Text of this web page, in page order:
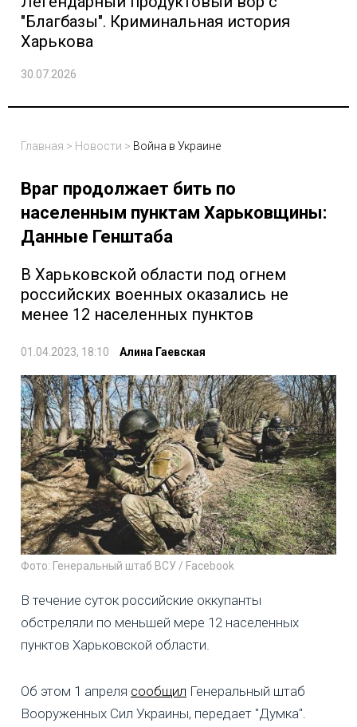
"Благбазы". Криминальная история
Харькова
30.07.2026
Главная > Новости > Война в Украине
Враг продолжает бить по
населенным пунктам Харьковщины:
Данные Генштаба
В Харьковской области под огнем
российских военных оказались не
менее 12 населенных пунктов
01.04.2023, 18:10 Алина Гаевская
Фото: Генеральный штаб ВСУ / Facebook
В течение суток российские оккупанты
обстреляли по меньшей мере 12 населенных
пунктов Харьковской области.
Об этом 1 апреля сообщил Генеральный штаб
Вооруженных Сил Украины, передает "Думка".